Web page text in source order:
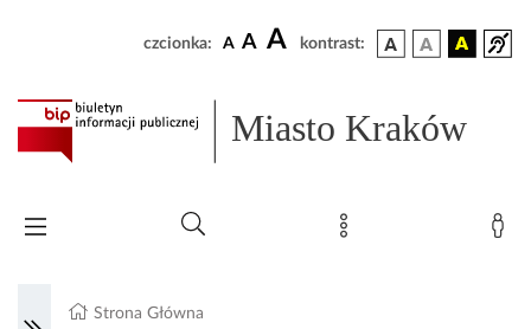
czcionka: A A A kontrast:
Miasto Kraków
Strona Główna